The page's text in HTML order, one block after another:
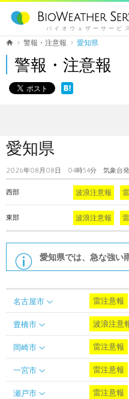
バイオウェザーサービス
警報・注意報 愛知県
警報・注意報
愛知県
2026年08月08日 04時54分 気象台
西部 波浪注意報
東部 波浪注意報
愛知県では、急な強い
名古屋市 雷注意報
豊橋市 波浪注意
岡崎市 雷注意報
一宮市 雷注意報
瀬戸市 雷注意報